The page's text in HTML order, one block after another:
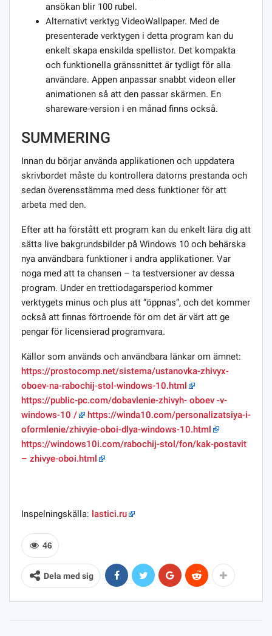
ansökan blir 100 rubel.
Alternativt verktyg VideoWallpaper. Med de
presenterade verktygen i detta program kan du
enkelt skapa enskilda spellistor. Det kompakta
och funktionella gränssnittet är tydligt för alla
användare. Appen anpassar snabbt videon eller
animationen så att den passar skärmen. En
shareware-version i en månad finns också.
SUMMERING
Innan du börjar använda applikationen och uppdatera
skrivbordet måste du kontrollera datorns prestanda och
sedan överensstämma med dess funktioner för att
arbeta med den.
Efter att ha förstått ett program kan du enkelt lära dig att
sätta live bakgrundsbilder på Windows 10 och behärska
nya användbara funktioner i andra applikationer. Var
noga med att ta chansen – ta testversioner av dessa
program. Under en trettiodagarsperiod kommer
verktygets minus och plus att ”öppnas”, och det kommer
också att finnas förtroende för om det är värt att ge
pengar för licensierad programvara.
Källor som används och användbara länkar om ämnet:
https://prostocomp.net/sistema/ustanovka-zhivyx-
oboev-na-rabochij-stol-windows-10.html
https://public-pc.com/dobavlenie-zhivyh- oboev -v-
windows-10 /
https://winda10.com/personalizatsiya-i-
oformlenie/zhivyie-oboi-dlya-windows-10.html
https://windows10i.com/rabochij-stol/fon/kak-postavit
– zhivye-oboi.html
Inspelningskälla: lastici.ru
46
Dela med sig